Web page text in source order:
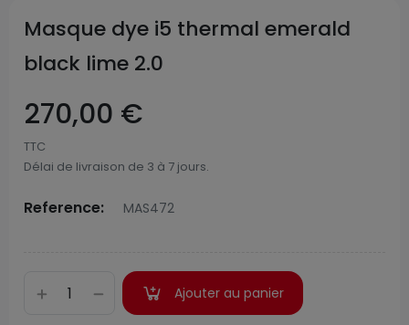
Masque dye i5 thermal emerald
black lime 2.0
270,00 €
TTC
Délai de livraison de 3 à 7 jours.
Reference: MAS472
Ajouter au panier